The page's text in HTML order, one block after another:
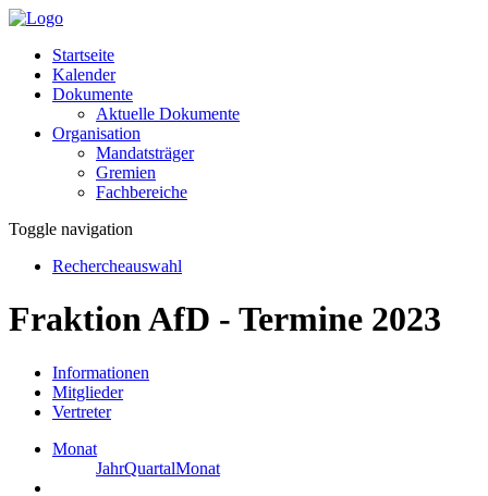
Startseite
Kalender
Dokumente
Aktuelle Dokumente
Organisation
Mandatsträger
Gremien
Fachbereiche
Toggle navigation
Rechercheauswahl
Fraktion AfD - Termine 2023
Informationen
Mitglieder
Vertreter
Monat
JahrQuartalMonat